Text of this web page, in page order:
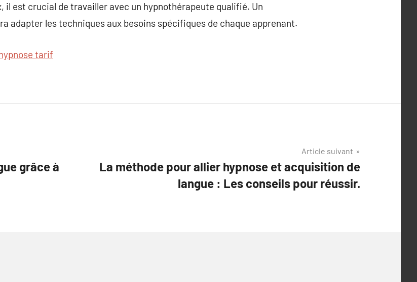
il est crucial de travailler avec un hypnothérapeute qualifié. Un
adapter les techniques aux besoins spécifiques de chaque apprenant.
tarif
grâce à
Article suivant
La méthode pour allier hypnose et acquisition de
langue : Les conseils pour réussir.